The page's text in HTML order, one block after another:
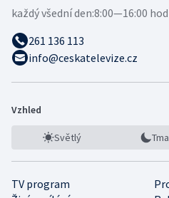
každý všední den:8:00—16:00
261 136 113
info@ceskatelevize.cz
Vzhled
Světlý
TV program